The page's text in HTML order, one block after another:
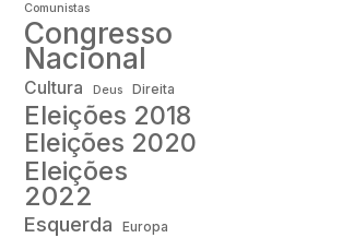
Comunistas
Congresso
Nacional
Cultura Deus Direita
Eleições 2018
Eleições 2020
Eleições
2022
Esquerda Europa